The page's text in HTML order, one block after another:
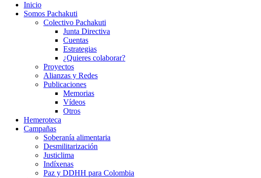
Inicio
Somos Pachakuti
Colectivo Pachakuti
Junta Directiva
Cuentas
Estrategias
¿Quieres colaborar?
Proyectos
Alianzas y Redes
Publicaciones
Memorias
Vídeos
Otros
Hemeroteca
Campañas
Soberanía alimentaria
Desmilitarización
Justiclima
Indíxenas
Paz y DDHH para Colombia